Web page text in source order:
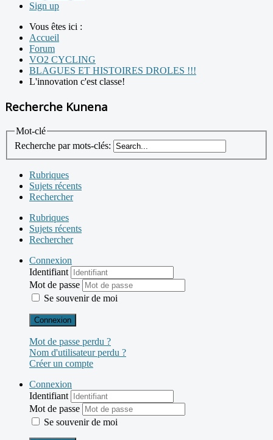
Sign up
Vous êtes ici :
Accueil
Forum
VO2 CYCLING
BLAGUES ET HISTOIRES DROLES !!!
L'innovation c'est classe!
Recherche Kunena
Mot-clé
Recherche par mots-clés:
Rubriques
Sujets récents
Rechercher
Rubriques
Sujets récents
Rechercher
Connexion
Identifiant
Mot de passe
Se souvenir de moi
Connexion
Mot de passe perdu ?
Nom d'utilisateur perdu ?
Créer un compte
Connexion
Identifiant
Mot de passe
Se souvenir de moi